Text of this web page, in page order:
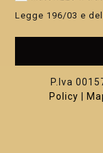
Legge 196/03 e
P.Iva
Policy